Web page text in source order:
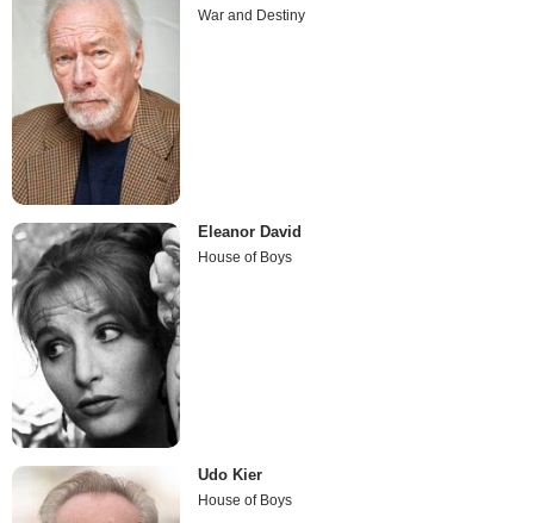
War and Destiny
Eleanor David
House of Boys
Udo Kier
House of Boys